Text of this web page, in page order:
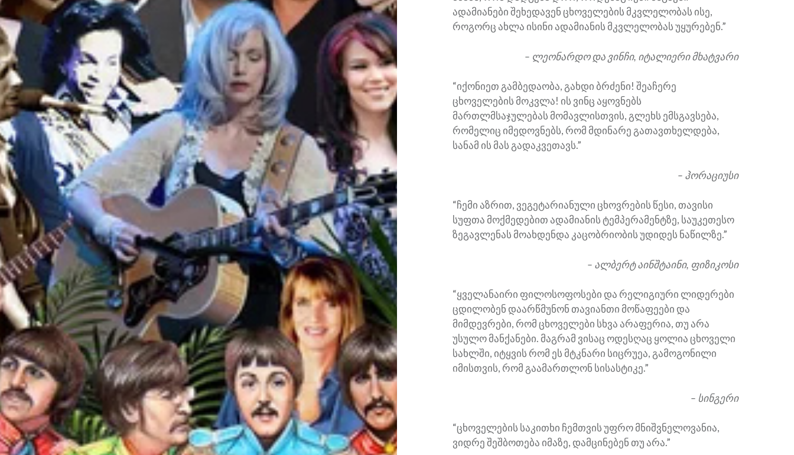
ადამიანები შეხედავენ ცხოველების მკვლელობას ისე,
როგორც ახლა ისინი ადამიანის მკვლელობას უყურებენ.”
– ლეონარდო და ვინჩი, იტალიერი მხატვარი
“იქონიეთ გამბედაობა, გახდი ბრძენი! შეაჩერე
ცხოველების მოკვლა! ის ვინც აყოვნებს
მართლმსაჯულებას მომავლისთვის, გლეხს ემსგავსება,
რომელიც იმედოვნებს, რომ მდინარე გათავთხელდება,
სანამ ის მას გადაკვეთავს.”
– ჰორაციუსი
“ჩემი აზრით, ვეგეტარიანული ცხოვრების წესი, თავისი
სუფთა მოქმედებით ადამიანის ტემპერამენტზე, საუკეთესო
ზეგავლენას მოახდენდა კაცობრიობის უდიდეს ნაწილზე.”
– ალბერტ აინშტაინი, ფიზიკოსი
“ყველანაირი ფილოსოფოსები და რელიგიური ლიდერები
ცდილობენ დაარწმუნონ თავიანთი მოწაფეები და
მიმდევრები, რომ ცხოველები სხვა არაფერია, თუ არა
უსულო მანქანები. მაგრამ ვისაც ოდესღაც ყოლია ცხოველი
სახლში, იტყვის რომ ეს მტკნარი სიცრუეა, გამოგონილი
იმისთვის, რომ გაამართლონ სისასტიკე.”
– სინგერი
“ცხოველების საკითხი ჩემთვის უფრო მნიშვნელოვანია,
ვიდრე შეშბოთება იმაზე, დამცინებენ თუ არა.”